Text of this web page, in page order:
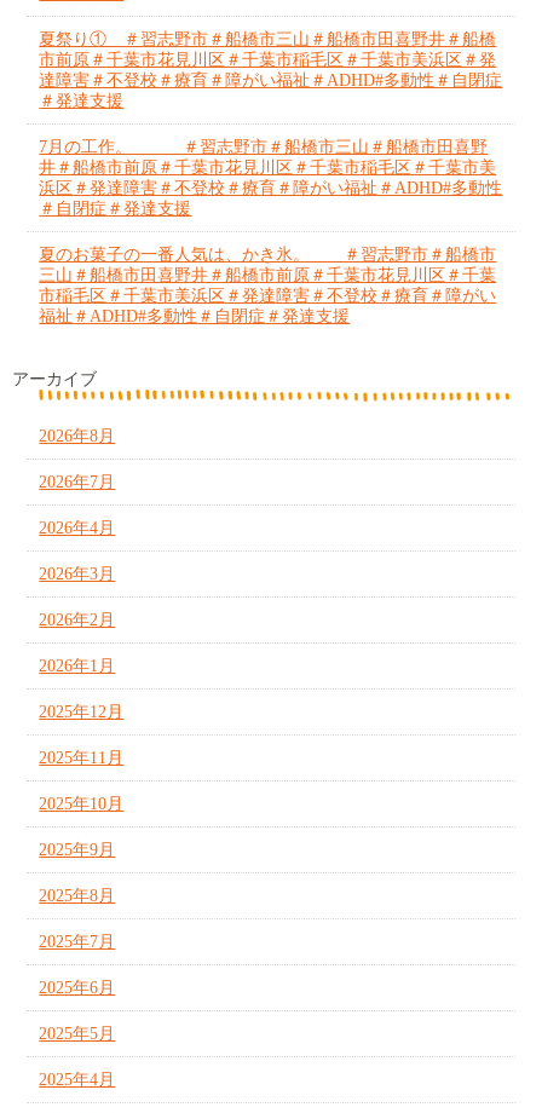
夏祭り① ＃習志野市＃船橋市三山＃船橋市田喜野井＃船橋
市前原＃千葉市花見川区＃千葉市稲毛区＃千葉市美浜区＃発
達障害＃不登校＃療育＃障がい福祉＃ADHD#多動性＃自閉症
＃発達支援
7月の工作。 ＃習志野市＃船橋市三山＃船橋市田喜野
井＃船橋市前原＃千葉市花見川区＃千葉市稲毛区＃千葉市美
浜区＃発達障害＃不登校＃療育＃障がい福祉＃ADHD#多動性
＃自閉症＃発達支援
夏のお菓子の一番人気は、かき氷。 ＃習志野市＃船橋市
三山＃船橋市田喜野井＃船橋市前原＃千葉市花見川区＃千葉
市稲毛区＃千葉市美浜区＃発達障害＃不登校＃療育＃障がい
福祉＃ADHD#多動性＃自閉症＃発達支援
アーカイブ
2026年8月
2026年7月
2026年4月
2026年3月
2026年2月
2026年1月
2025年12月
2025年11月
2025年10月
2025年9月
2025年8月
2025年7月
2025年6月
2025年5月
2025年4月